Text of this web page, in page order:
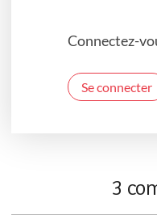
Connectez-
Se connecter
3